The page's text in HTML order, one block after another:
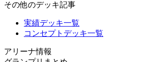
その他のデッキ記事
実績デッキ一覧
コンセプトデッキ一覧
アリーナ情報